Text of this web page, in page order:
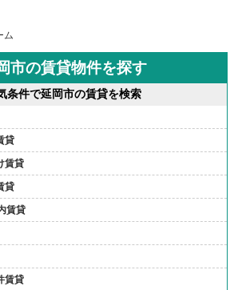
ム
市の賃貸物件を探す
条件で延岡市の賃貸を検索
貸
賃貸
貸
賃貸
賃貸